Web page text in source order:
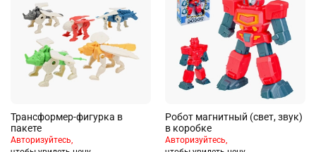
Трансформер-фигурка в
пакете
Авторизуйтесь,
Робот магнитный (свет, звук)
в коробке
Авторизуйтесь,